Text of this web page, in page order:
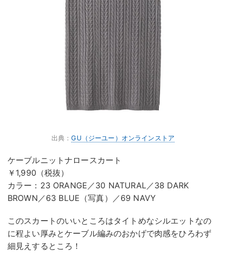
出典：GU（ジーユー）オンラインストア
ケーブルニットナロースカート
￥1,990（税抜）
カラー：23 ORANGE／30 NATURAL／38 DARK
BROWN／63 BLUE（写真）／69 NAVY
このスカートのいいところはタイトめなシルエットなの
に程よい厚みとケーブル編みのおかげで肉感をひろわず
細見えするところ！